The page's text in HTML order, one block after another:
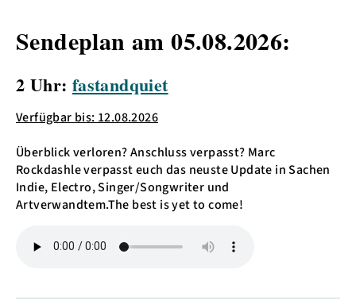
Sendeplan am 05.08.2026:
2 Uhr: fastandquiet
Verfügbar bis: 12.08.2026
Überblick verloren? Anschluss verpasst? Marc
Rockdashle verpasst euch das neuste Update in Sachen
Indie, Electro, Singer/Songwriter und
Artverwandtem.The best is yet to come!